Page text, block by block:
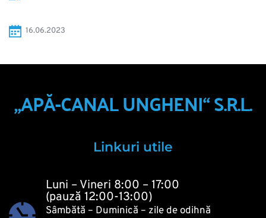
16.06.2023
„APĂ-CANAL UNGHENI“ S.R.L.
Linkuri utile
Luni – Vineri 8:00 – 17:00
(pauză 12:00-13:00)
Sâmbătă – Duminică – zile de odihnă